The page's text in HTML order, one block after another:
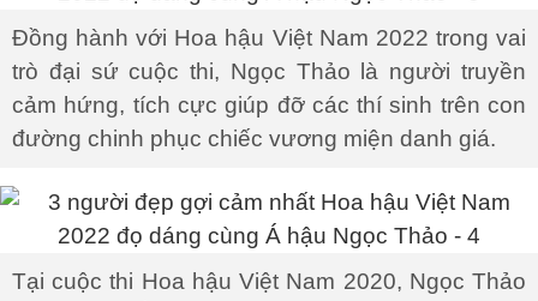
Đồng hành với Hoa hậu Việt Nam 2022 trong vai
trò đại sứ cuộc thi, Ngọc Thảo là người truyền
cảm hứng, tích cực giúp đỡ các thí sinh trên con
đường chinh phục chiếc vương miện danh giá.
Tại cuộc thi Hoa hậu Việt Nam 2020, Ngọc Thảo